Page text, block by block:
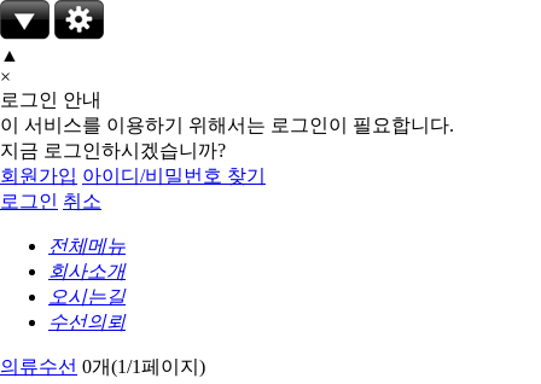
▲
×
로그인 안내
이 서비스를 이용하기 위해서는 로그인이 필요합니다.
지금 로그인하시겠습니까?
회원가입 아이디/비밀번호 찾기
로그인 취소
전체메뉴
회사소개
오시는길
수선의뢰
의류수선 0개(1/1페이지)